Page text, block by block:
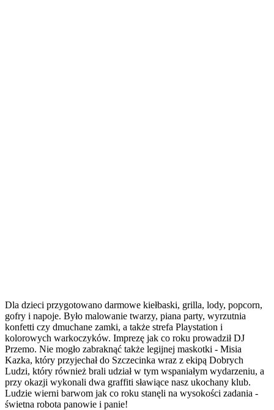
Dla dzieci przygotowano darmowe kiełbaski, grilla, lody, popcorn,
gofry i napoje. Było malowanie twarzy, piana party, wyrzutnia
konfetti czy dmuchane zamki, a także strefa Playstation i
kolorowych warkoczyków. Imprezę jak co roku prowadził DJ
Przemo. Nie mogło zabraknąć także legijnej maskotki - Misia
Kazka, który przyjechał do Szczecinka wraz z ekipą Dobrych
Ludzi, który również brali udział w tym wspaniałym wydarzeniu, a
przy okazji wykonali dwa graffiti sławiące nasz ukochany klub.
Ludzie wierni barwom jak co roku stanęli na wysokości zadania -
świetna robota panowie i panie!